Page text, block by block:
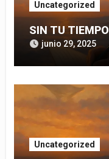
Uncategorized
SIN TU TIEMPO
junio 29, 2025
Uncategorized